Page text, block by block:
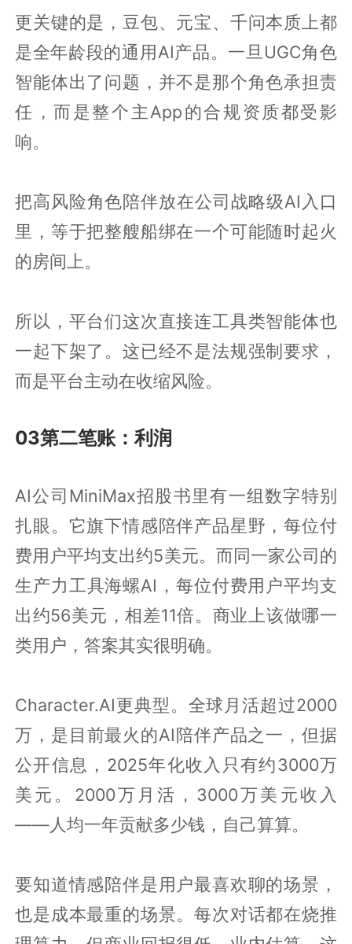
更关键的是，豆包、元宝、千问本质上都
是全年龄段的通用AI产品。一旦UGC角色
智能体出了问题，并不是那个角色承担责
任，而是整个主App的合规资质都受影
响。
把高风险角色陪伴放在公司战略级AI入口
里，等于把整艘船绑在一个可能随时起火
的房间上。
所以，平台们这次直接连工具类智能体也
一起下架了。这已经不是法规强制要求，
而是平台主动在收缩风险。
03第二笔账：利润
AI公司MiniMax招股书里有一组数字特别
扎眼。它旗下情感陪伴产品星野，每位付
费用户平均支出约5美元。而同一家公司的
生产力工具海螺AI，每位付费用户平均支
出约56美元，相差11倍。商业上该做哪一
类用户，答案其实很明确。
Character.AI更典型。全球月活超过2000
万，是目前最火的AI陪伴产品之一，但据
公开信息，2025年化收入只有约3000万
美元。2000万月活，3000万美元收入
——人均一年贡献多少钱，自己算算。
要知道情感陪伴是用户最喜欢聊的场景，
也是成本最重的场景。每次对话都在烧推